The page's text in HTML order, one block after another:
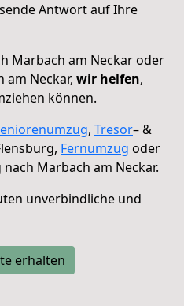
Antwort auf Ihre
Marbach am Neckar oder
Neckar, wir helfen,
können.
, Tresor– &
Fernumzug oder
Marbach am Neckar.
unverbindliche und
erhalten